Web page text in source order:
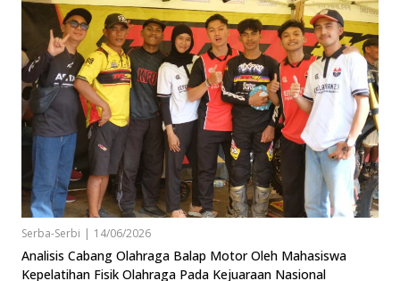
Serba-Serbi | 14/06/2026
Analisis Cabang Olahraga Balap Motor Oleh Mahasiswa
Kepelatihan Fisik Olahraga Pada Kejuaraan Nasional